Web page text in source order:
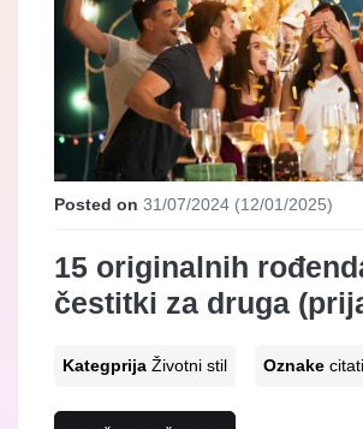
Posted on 31/07/2024 (12/01/2025)
15 originalnih
čestitki za druga
Kategprija Životni stil Oznakecitati